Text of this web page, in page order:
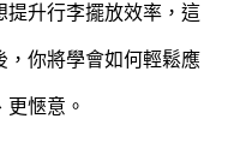
提升行李擺放效率，這
，你將學會如何輕鬆應
愜意。